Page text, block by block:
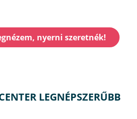
nyerni szeretnék!
LEGNÉPSZERŰBB